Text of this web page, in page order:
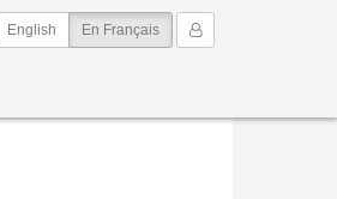
Mon Compte
English En Français(current)